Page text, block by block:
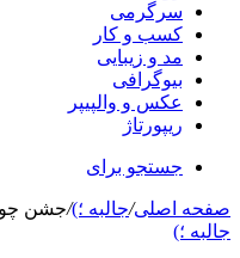
سرگرمی
کسب و کار
مد و زیبایی
بیوگرافی
عکس و والپیپر
ریپورتاژ
جستجو برای
صفحه اصلی/جالبه ؛)/جشن
جالبه ؛)